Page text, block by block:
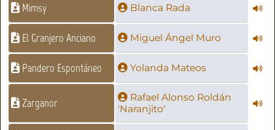
Mimsy Blanca Rada
El Granjero Anciano Miguel Ángel Muro
Pandero Espontáneo Yolanda Mateos
Zarganor
Rafael Alonso Roldán
'Naranjito'